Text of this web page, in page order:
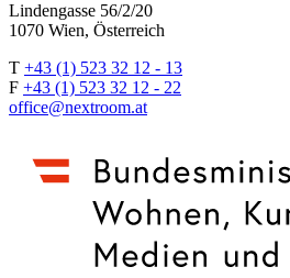
Lindengasse 56/2/20
1070 Wien, Österreich
T +43 (1) 523 32 12 - 13
F +43 (1) 523 32 12 - 22
office@nextroom.at